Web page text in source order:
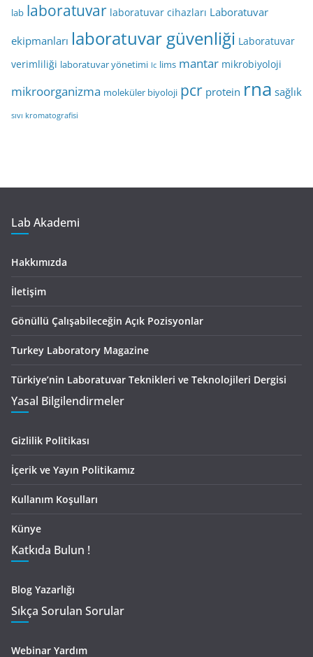
lab laboratuvar laboratuvar cihazları Laboratuvar
ekipmanları laboratuvar güvenliği Laboratuvar
verimliliği laboratuvar yönetimi lc lims mantar mikrobiyoloji
mikroorganizma moleküler biyoloji pcr protein rna sağlık
sıvı kromatografisi
Lab Akademi
Hakkımızda
İletişim
Gönüllü Çalışabileceğin Açık Pozisyonlar
Turkey Laboratory Magazine
Türkiye’nin Laboratuvar Teknikleri ve Teknolojileri Dergisi
Yasal Bilgilendirmeler
Gizlilik Politikası
İçerik ve Yayın Politikamız
Kullanım Koşulları
Künye
Katkıda Bulun !
Blog Yazarlığı
Sıkça Sorulan Sorular
Webinar Yardım